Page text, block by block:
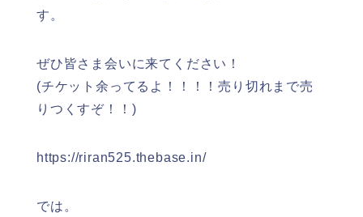
す。
ぜひ皆さま会いに来てください！
(チケット余ってるよ！！！！売り切れまで売
りつくすぞ！！)
https://riran525.thebase.in/
では。